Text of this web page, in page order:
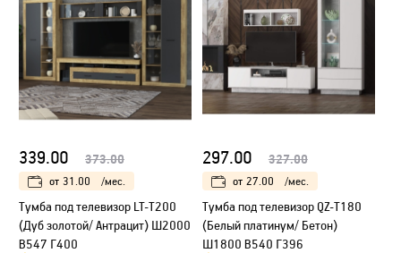
339.00 373.00
от 31.00 /мес.
Тумба под телевизор LT-Т200
(Дуб золотой/ Антрацит) Ш2000
В547 Г400
297.00 327.00
от 27.00 /мес.
Тумба под телевизор QZ-Т180
(Белый платинум/ Бетон)
Ш1800 В540 Г396